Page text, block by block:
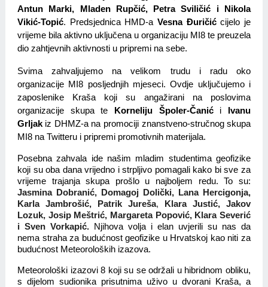
Antun Marki, Mladen Rupčić, Petra Sviličić i Nikola
Vikić-Topić. Predsjednica HMD-a Vesna Đuričić cijelo je
vrijeme bila aktivno uključena u organizaciju MI8 te preuzela
dio zahtjevnih aktivnosti u pripremi na sebe.
Svima zahvaljujemo na velikom trudu i radu oko
organizacije MI8 posljednjih mjeseci. Ovdje uključujemo i
zaposlenike Kraša koji su angažirani na poslovima
organizacije skupa te Korneliju Špoler-Čanić i Ivanu
Grljak iz DHMZ-a na promociji znanstveno-stručnog skupa
MI8 na Twitteru i pripremi promotivnih materijala.
Posebna zahvala ide našim mladim studentima geofizike
koji su oba dana vrijedno i strpljivo pomagali kako bi sve za
Jasmina Dobranić, Domagoj Dolički, Lana Hercigonja,
Karla Jambrošić, Patrik Jureša, Klara Justić, Jakov
Lozuk, Josip Meštrić, Margareta Popović, Klara Severić
i Sven Vorkapić. Njihova volja i elan uvjerili su nas da
nema straha za budućnost geofizike u Hrvatskoj kao niti za
budućnost Meteoroloških izazova.
Meteorološki izazovi 8 koji su se održali u hibridnom obliku,
s dijelom sudionika prisutnima uživo u dvorani Kraša, a